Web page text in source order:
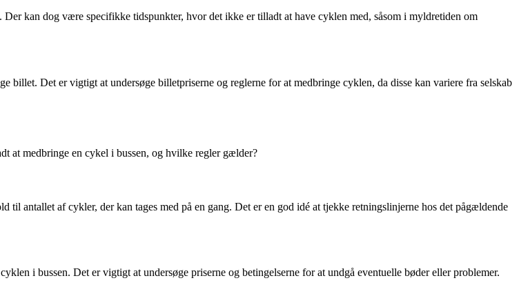
kan dog være specifikke tidspunkter, hvor det ikke er tilladt at have cyklen med, såsom i myldretiden om
Det er vigtigt at undersøge billetpriserne og reglerne for at medbringe cyklen, da disse kan variere fra selskab
at medbringe en cykel i bussen, og hvilke regler gælder?
antallet af cykler, der kan tages med på en gang. Det er en god idé at tjekke retningslinjerne hos det pågældende
i bussen. Det er vigtigt at undersøge priserne og betingelserne for at undgå eventuelle bøder eller problemer.